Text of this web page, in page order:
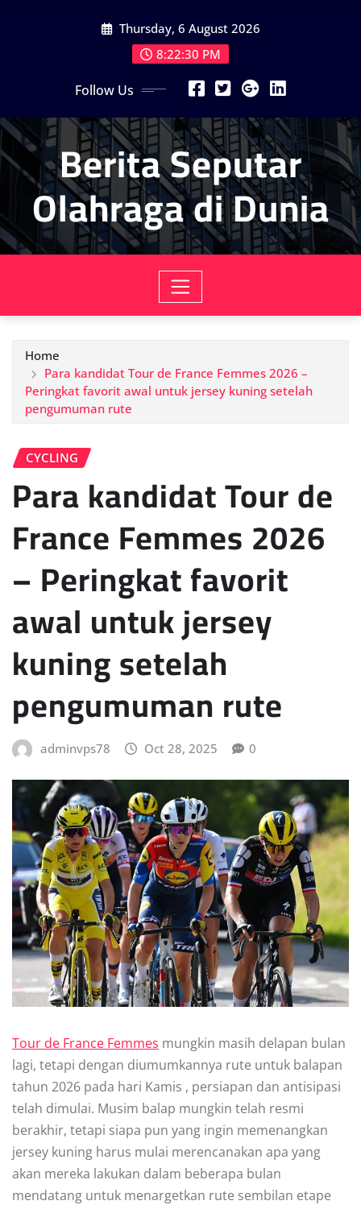
Thursday, 6 August 2026
8:22:31 PM
Follow Us
Berita Seputar
Olahraga di Dunia
Home
Para kandidat Tour de France Femmes 2026 –
Peringkat favorit awal untuk jersey kuning setelah
pengumuman rute
CYCLING
Para kandidat Tour de
France Femmes 2026
– Peringkat favorit
awal untuk jersey
kuning setelah
pengumuman rute
adminvps78 Oct 28, 2025 0
Tour de France Femmes mungkin masih delapan bulan
lagi, tetapi dengan diumumkannya rute untuk balapan
tahun 2026 pada hari Kamis , persiapan dan antisipasi
telah dimulai. Musim balap mungkin telah resmi
berakhir, tetapi siapa pun yang ingin memenangkan
jersey kuning harus mulai merencanakan apa yang
akan mereka lakukan dalam beberapa bulan
mendatang untuk menargetkan rute sembilan etape